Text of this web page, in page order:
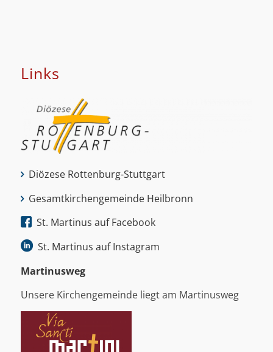
Links
Diözese Rottenburg-Stuttgart
Gesamtkirchengemeinde Heilbronn
St. Martinus auf Facebook
St. Martinus auf Instagram
Martinus­weg
Unsere Kirchengemeinde liegt am Martinusweg